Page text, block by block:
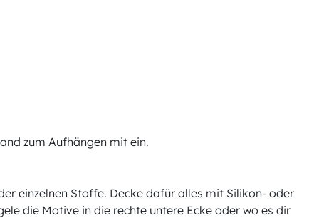
zum Aufhängen mit ein.
einzelnen Stoffe. Decke dafür alles mit Silikon- oder
die Motive in die rechte untere Ecke oder wo es dir